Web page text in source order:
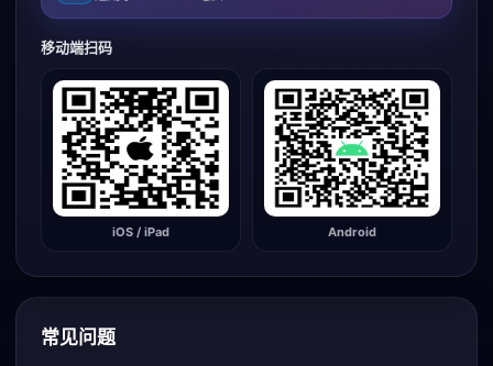
移动端扫码
iOS / iPad Android
常见问题